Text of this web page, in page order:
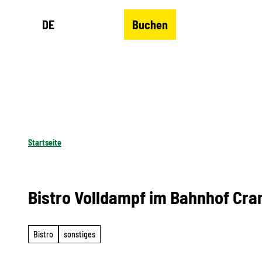
DE Buchen
Startseite
Bistro Volldampf im Bahnhof
Bistro sonstiges